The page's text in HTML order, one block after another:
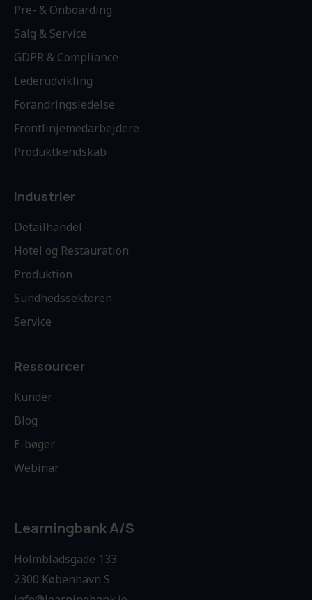
Pre- & Onboarding
Salg & Service
GDPR & Compliance
Lederudvikling
Forandringsledelse
Frontlinjemedarbejdere
Produktkendskab
Industrier
Detailhandel
Hotel og Restauration
Produktion
Sundhedssektoren
Service
Ressourcer
Kunder
Blog
E-bøger
Webinar
Learningbank A/S
Holmbladsgade 133
2300 København S